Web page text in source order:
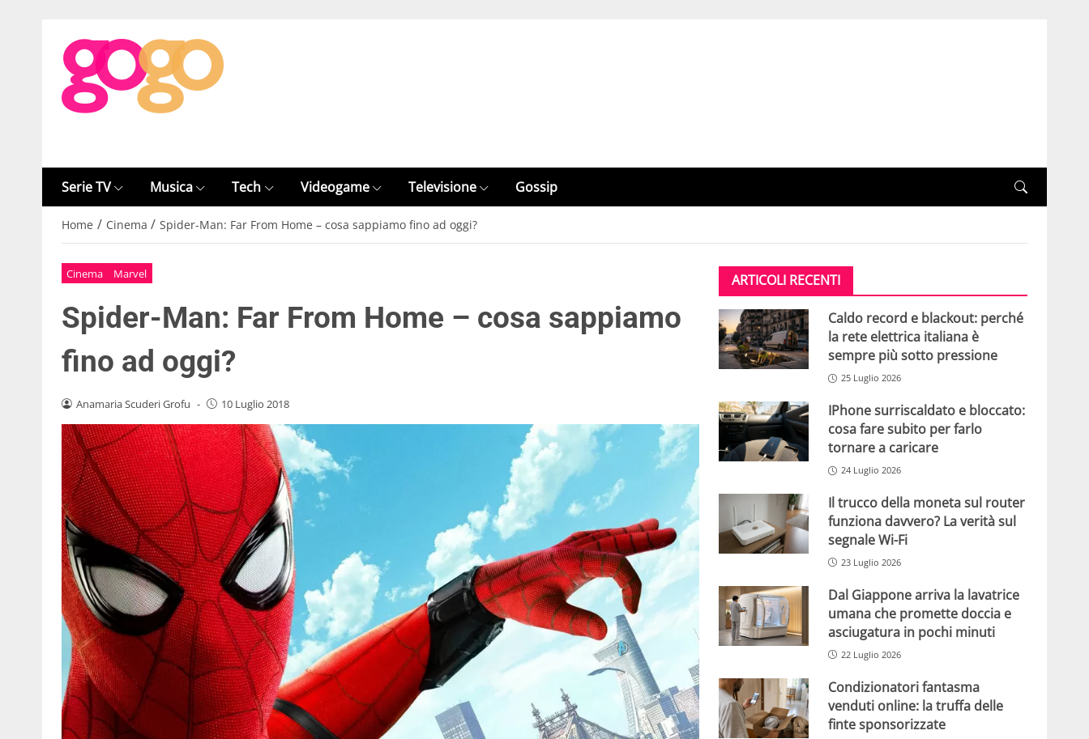
Serie TV Musica Tech Videogame Televisione Gossip
Home / Cinema / Spider-Man: Far From Home – cosa sappiamo fino ad oggi?
Cinema Marvel
Spider-Man: Far From Home – cosa sappiamo
fino ad oggi?
Anamaria Scuderi Grofu - 10 Luglio 2018
ARTICOLI RECENTI
Caldo record e blackout: perché
la rete elettrica italiana è
sempre più sotto pressione
25 Luglio 2026
IPhone surriscaldato e bloccato:
cosa fare subito per farlo
tornare a caricare
24 Luglio 2026
Il trucco della moneta sul router
funziona davvero? La verità sul
segnale Wi-Fi
23 Luglio 2026
Dal Giappone arriva la lavatrice
umana che promette doccia e
asciugatura in pochi minuti
22 Luglio 2026
Condizionatori fantasma
venduti online: la truffa delle
finte sponsorizzate